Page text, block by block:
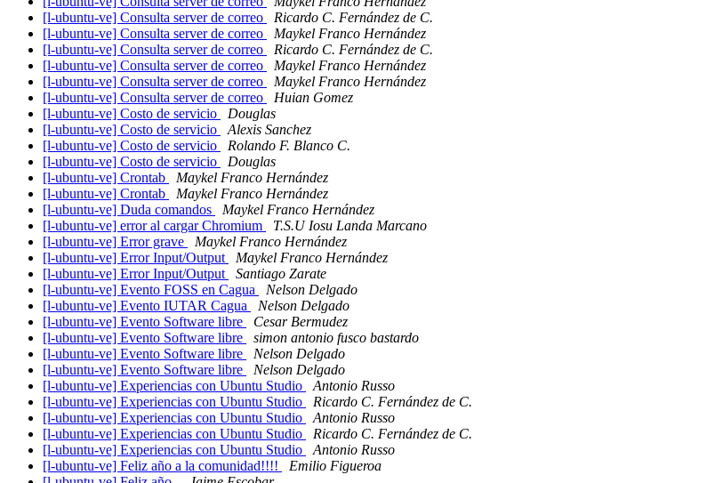
[l-ubuntu-ve] Consulta server de correo
Ricardo C. Fernández de C.
[l-ubuntu-ve] Consulta server de correo
Maykel Franco Hernández
[l-ubuntu-ve] Consulta server de correo
Ricardo C. Fernández de C.
[l-ubuntu-ve] Consulta server de correo
Maykel Franco Hernández
[l-ubuntu-ve] Consulta server de correo
Maykel Franco Hernández
[l-ubuntu-ve] Consulta server de correo
Huian Gomez
[l-ubuntu-ve] Costo de servicio
Douglas
[l-ubuntu-ve] Costo de servicio
Alexis Sanchez
[l-ubuntu-ve] Costo de servicio
Rolando F. Blanco C.
[l-ubuntu-ve] Costo de servicio
Douglas
[l-ubuntu-ve] Crontab
Maykel Franco Hernández
[l-ubuntu-ve] Crontab
Maykel Franco Hernández
[l-ubuntu-ve] Duda comandos
Maykel Franco Hernández
[l-ubuntu-ve] error al cargar Chromium
T.S.U Iosu Landa Marcano
[l-ubuntu-ve] Error grave
Maykel Franco Hernández
[l-ubuntu-ve] Error Input/Output
Maykel Franco Hernández
[l-ubuntu-ve] Error Input/Output
Santiago Zarate
[l-ubuntu-ve] Evento FOSS en Cagua
Nelson Delgado
[l-ubuntu-ve] Evento IUTAR Cagua
Nelson Delgado
[l-ubuntu-ve] Evento Software libre
Cesar Bermudez
[l-ubuntu-ve] Evento Software libre
simon antonio fusco bastardo
[l-ubuntu-ve] Evento Software libre
Nelson Delgado
[l-ubuntu-ve] Evento Software libre
Nelson Delgado
[l-ubuntu-ve] Experiencias con Ubuntu Studio
Antonio Russo
[l-ubuntu-ve] Experiencias con Ubuntu Studio
Ricardo C. Fernández de C.
[l-ubuntu-ve] Experiencias con Ubuntu Studio
Antonio Russo
[l-ubuntu-ve] Experiencias con Ubuntu Studio
Ricardo C. Fernández de C.
[l-ubuntu-ve] Experiencias con Ubuntu Studio
Antonio Russo
[l-ubuntu-ve] Feliz año a la comunidad!!!!
Emilio Figueroa